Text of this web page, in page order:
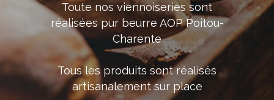
Toute nos viennoiseries sont
réalisées pur beurre AOP Poitou-
Charente
Tous les produits sont réalisés
artisanalement sur place